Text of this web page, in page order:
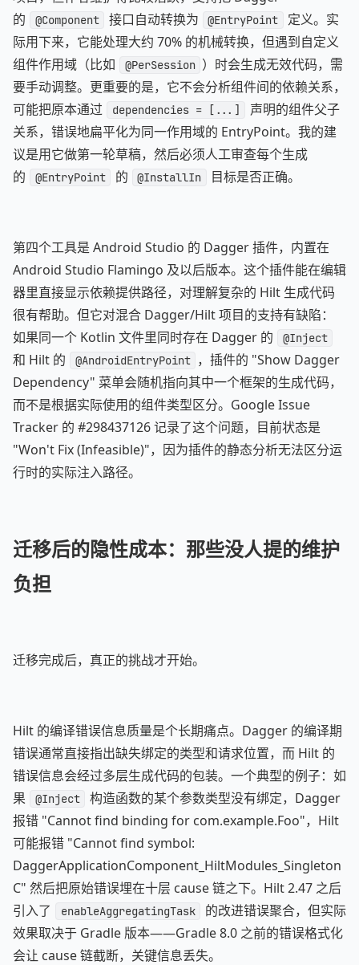
的
@Component 接口自动转换为 @EntryPoint
定义。实
际用下来，它能处理大约 70% 的机械转换，但遇到自定义
组件作用域（比如
@PerSession ）时会生成无效代码，需
要手动调整。更重要的是，它不会分析组件间的依赖关系，
可能把原本通过
dependencies = [...]
声明的组件父子
关系，错误地扁平化为同一作用域的 EntryPoint。我的建
议是用它做第一轮草稿，然后必须人工审查每个生成
的
@EntryPoint 的 @InstallIn 目标是否正确。
第四个工具是 Android Studio 的 Dagger 插件，内置在
Android Studio Flamingo 及以后版本。这个插件能在编辑
器里直接显示依赖提供路径，对理解复杂的 Hilt 生成代码
很有帮助。但它对混合 Dagger/Hilt 项目的支持有缺陷：
如果同一个 Kotlin 文件里同时存在 Dagger 的
@Inject
和 Hilt 的 @AndroidEntryPoint ，插件的 "Show Dagger
Dependency" 菜单会随机指向其中一个框架的生成代码，
而不是根据实际使用的组件类型区分。Google Issue
Tracker 的 #298437126 记录了这个问题，目前状态是
"Won't Fix (Infeasible)"，因为插件的静态分析无法区分运
行时的实际注入路径。
迁移后的隐性成本：那些没人提的维护
负担
迁移完成后，真正的挑战才开始。
Hilt 的编译错误信息质量是个长期痛点。Dagger 的编译期
错误通常直接指出缺失绑定的类型和请求位置，而 Hilt 的
错误信息会经过多层生成代码的包装。一个典型的例子：如
果
@Inject
构造函数的某个参数类型没有绑定，Dagger
报错 "Cannot find binding for com.example.Foo"，Hilt
可能报错 "Cannot find symbol:
DaggerApplicationComponent_HiltModules_Singleton
C" 然后把原始错误埋在十层 cause 链之下。Hilt 2.47 之后
引入了
enableAggregatingTask
的改进错误聚合，但实际
效果取决于 Gradle 版本——Gradle 8.0 之前的错误格式化
会让 cause 链截断，关键信息丢失。